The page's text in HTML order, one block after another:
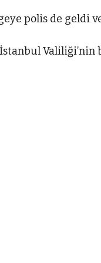
polis de geldi